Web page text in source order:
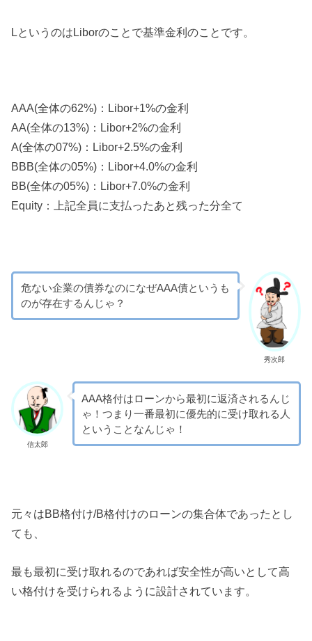
LというのはLiborのことで基準金利のことです。
AAA(全体の62%)：Libor+1%の金利
AA(全体の13%)：Libor+2%の金利
A(全体の07%)：Libor+2.5%の金利
BBB(全体の05%)：Libor+4.0%の金利
BB(全体の05%)：Libor+7.0%の金利
Equity：上記全員に支払ったあと残った分全て
秀次郎
危ない企業の債券なのになぜAAA債というも
のが存在するんじゃ？
信太郎
AAA格付はローンから最初に返済されるんじ
ゃ！つまり一番最初に優先的に受け取れる人
ということなんじゃ！
元々はBB格付け/B格付けのローンの集合体であったとし
ても、
最も最初に受け取れるのであれば安全性が高いとして高
い格付けを受けられるように設計されています。